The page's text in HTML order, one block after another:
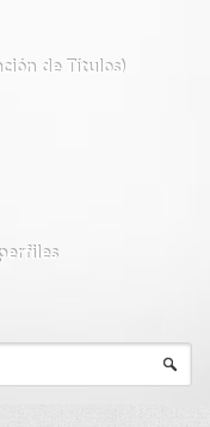
de Títulos)